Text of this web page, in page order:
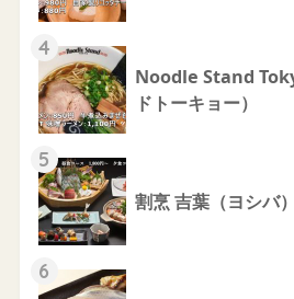
4
Noodle Stand
ドトーキョー）
5
割烹 吉葉（ヨシバ）
6